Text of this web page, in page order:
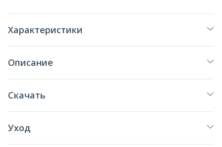
Характеристики
Описание
Скачать
Уход